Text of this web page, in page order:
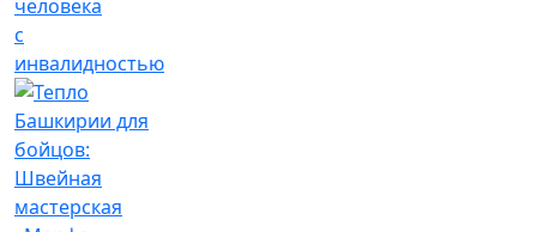
человека
с
инвалидностью